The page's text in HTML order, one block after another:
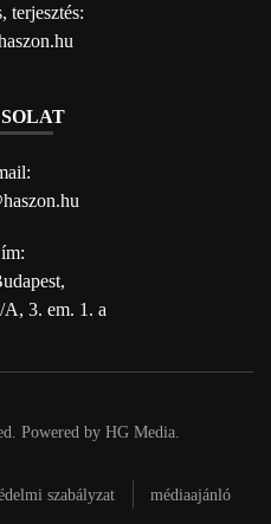
terjesztés:
3. em. 1. a
Powered by HG Media.
szabályzat médiaajánló